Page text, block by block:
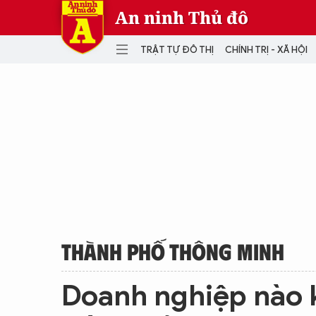
An ninh Thủ đô
TRẬT TỰ ĐÔ THỊ CHÍNH TRỊ - XÃ HỘI
THÀNH PHỐ THÔNG MINH
Doanh nghiệp